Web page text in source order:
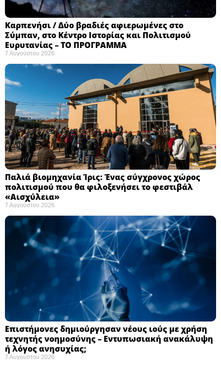
Καρπενήσι / Δύο βραδιές αφιερωμένες στο
Σύμπαν, στο Κέντρο Ιστορίας και Πολιτισμού
Ευρυτανίας – ΤΟ ΠΡΟΓΡΑΜΜΑ
7 Αυγούστου 2026
Παλιά βιομηχανία Ίρις: Ένας σύγχρονος χώρος
πολιτισμού που θα φιλοξενήσει το φεστιβάλ
«Αισχύλεια» ​
7 Αυγούστου 2026
Επιστήμονες δημιούργησαν νέους ιούς με χρήση
τεχνητής νοημοσύνης – Εντυπωσιακή ανακάλυψη
ή λόγος ανησυχίας; ​
7 Αυγούστου 2026